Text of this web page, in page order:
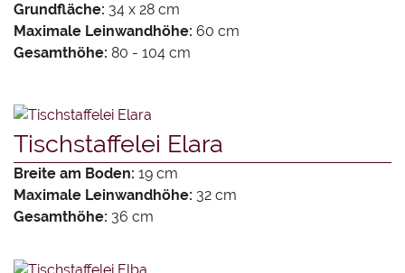
Grundfläche: 34 x 28 cm
Maximale Leinwandhöhe: 60 cm
Gesamthöhe: 80 - 104 cm
Tischstaffelei Elara
Breite am Boden: 19 cm
Maximale Leinwandhöhe: 32 cm
Gesamthöhe: 36 cm